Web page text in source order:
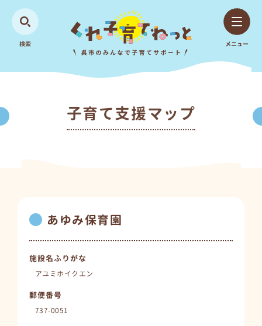
検索 メニュー
子育て支援マップ
あゆみ保育園
施設名ふりがな
アユミホイクエン
郵便番号
737-0051